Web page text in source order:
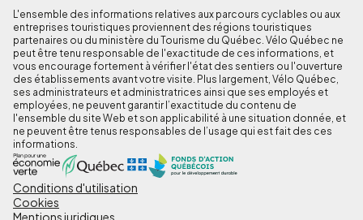
L'ensemble des informations relatives aux parcours cyclables ou aux
entreprises touristiques proviennent des régions touristiques
partenaires ou du ministère du Tourisme du Québec. Vélo Québec ne
peut être tenu responsable de l'exactitude de ces informations, et
vous encourage fortement à vérifier l'état des sentiers ou l'ouverture
des établissements avant votre visite. Plus largement, Vélo Québec,
ses administrateurs et administratrices ainsi que ses employés et
employées, ne peuvent garantir l’exactitude du contenu de
l'ensemble du site Web et son applicabilité à une situation donnée, et
ne peuvent être tenus responsables de l’usage qui est fait des ces
informations.
Pied
Conditions d'utilisation
Cookies
Mentions juridiques